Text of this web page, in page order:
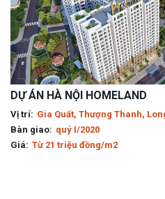
DỰ ÁN HÀ NỘI HOMELAND
Gia Quất, Thượng Thanh,
quý I/2020
Từ 21 triệu đồng/m2